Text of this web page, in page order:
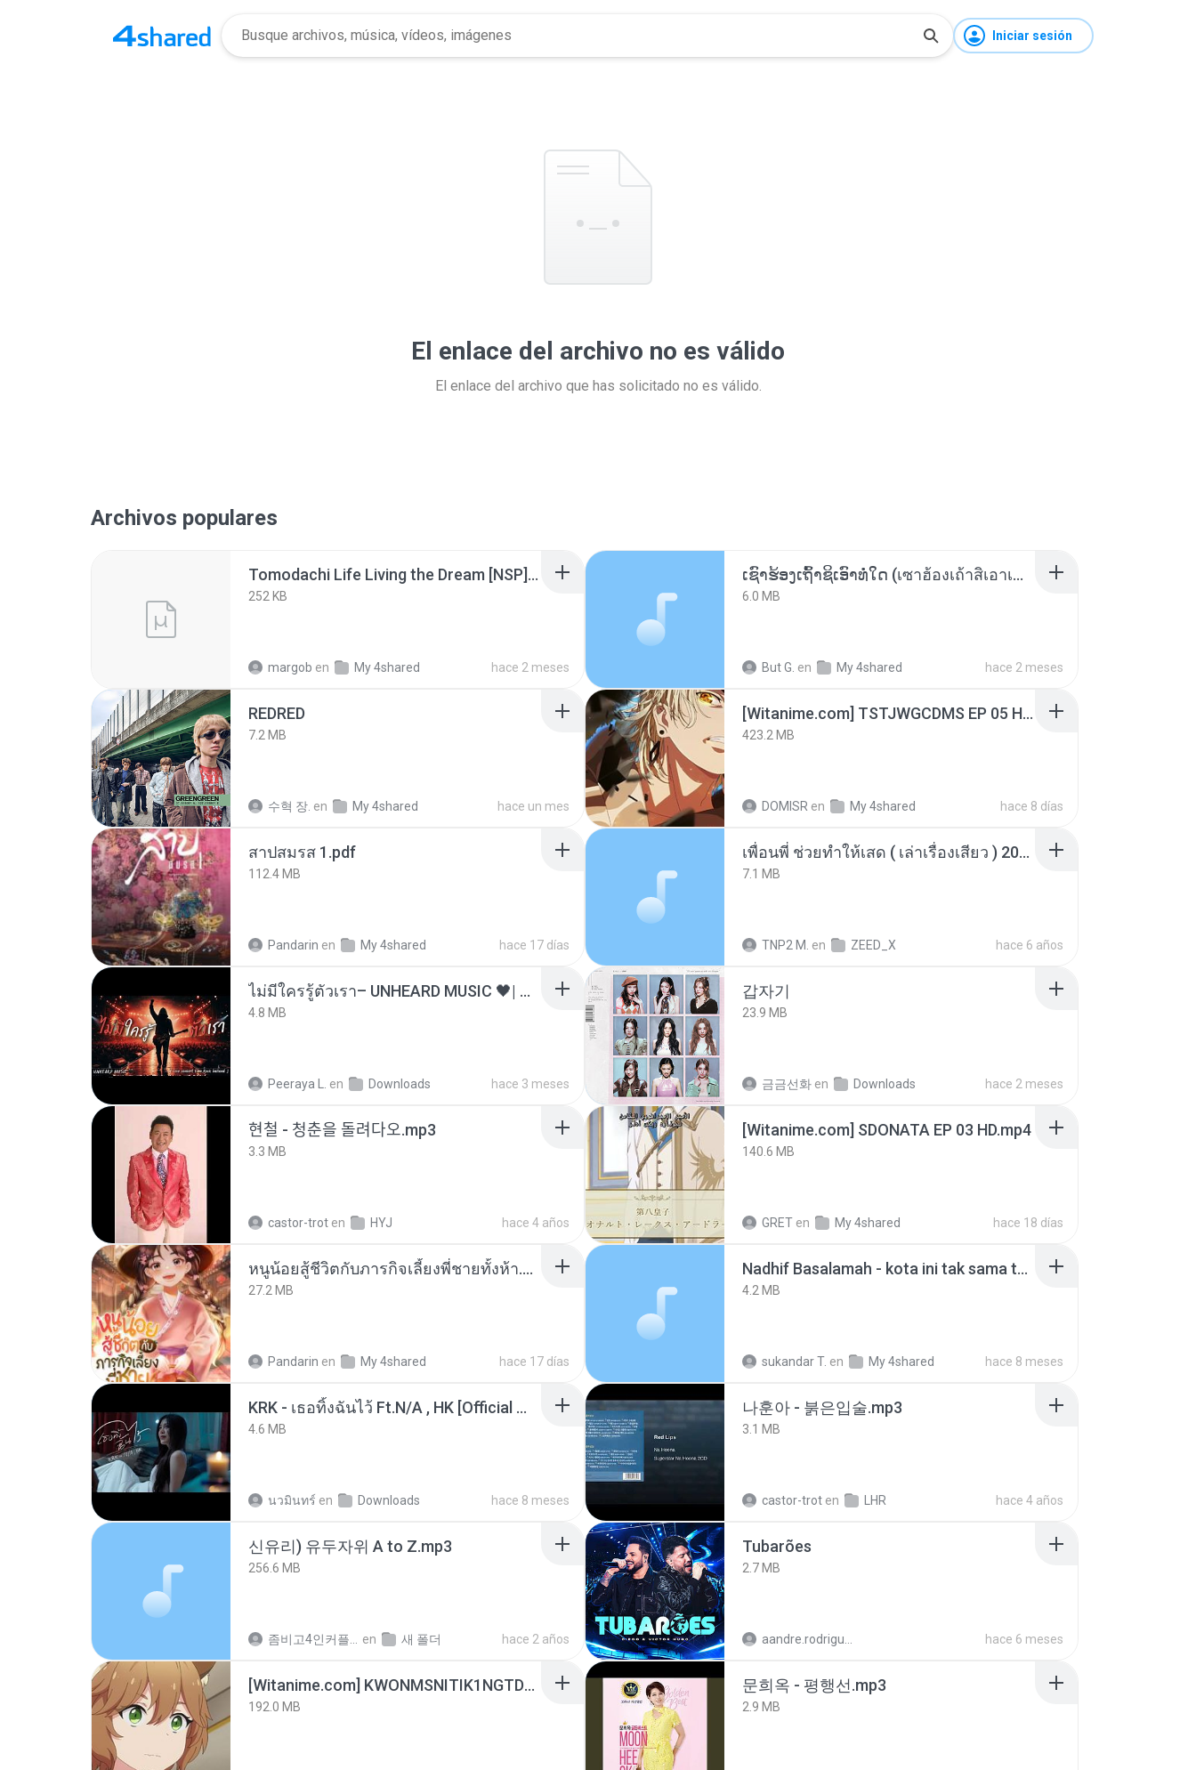
Iniciar sesión
El enlace del archivo no es válido
El enlace del archivo que has solicitado no es válido.
Archivos populares
Tomodachi Life Living the Dream [NSP].torrent
252 KB
margob en My 4shared hace 2 meses
ເຊົາຮ້ອງເຖົ້າຊິເອົາທໍ່ໃດ (เซาฮ้องเถ้าสิเอาเท่าใด) ບຸນເກີດ ຫນູຫ່ວງ ft. ໂສພາ ຈຸນທະລາ
6.0 MB
But G. en My 4shared hace 2 meses
REDRED
7.2 MB
수혁 장. en My 4shared hace un mes
[Witanime.com] TSTJWGCDMS EP 05 HD.mp4
423.2 MB
DOMISR en My 4shared hace 8 días
สาปสมรส 1.pdf
112.4 MB
Pandarin en My 4shared hace 17 días
เพื่อนพี่ ช่วยทำให้เสด ( เล่าเรื่องเสียว ) 201.mp3
7.1 MB
TNP2 M. en ZEED_X hace 6 años
ไม่มีใครรู้ตัวเรา– UNHEARD MUSIC 🖤| Official Lyric Video | เพลงสู้ชีวิต
4.8 MB
Peeraya L. en Downloads hace 3 meses
갑자기
23.9 MB
금금선화 en Downloads hace 2 meses
현철 - 청춘을 돌려다오.mp3
3.3 MB
castor-trot en HYJ hace 4 años
[Witanime.com] SDONATA EP 03 HD.mp4
140.6 MB
GRET en My 4shared hace 18 días
หนูน้อยสู้ชีวิตกับภารกิจเลี้ยงพี่ชายทั้งห้า.pdf
27.2 MB
Pandarin en My 4shared hace 17 días
Nadhif Basalamah - kota ini tak sama tanpamu (Official Lyric Video).mp3
4.2 MB
sukandar T. en My 4shared hace 8 meses
KRK - เธอทิ้งฉันไว้ Ft.N/A , HK [Official MV]
4.6 MB
นวมินทร์ en Downloads hace 8 meses
나훈아 - 붉은입술.mp3
3.1 MB
castor-trot en LHR hace 4 años
신유리) 유두자위 A to Z.mp3
256.6 MB
en 새 폴더 hace 2 años
Tubarões
2.7 MB
hace 6 meses
[Witanime.com] KWONMSNITIK1NGTDNN EP 04 HD.mp4
192.0 MB
문희옥 - 평행선.mp3
2.9 MB